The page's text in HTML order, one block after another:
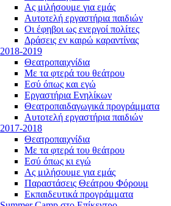
Ας μιλήσουμε για εμάς
Αυτοτελή εργαστήρια παιδιών
Οι έφηβοι ως ενεργοί πολίτες
Δράσεις εν καιρώ καραντίνας
2018-2019
Θεατροπαιχνίδια
Με τα φτερά του θεάτρου
Εσύ όπως και εγώ
Εργαστήρια Ενηλίκων
Θεατροπαιδαγωγικά προγράμματα
Αυτοτελή εργαστήρια παιδιών
2017-2018
Θεατροπαιχνίδια
Με τα φτερά του θεάτρου
Εσύ όπως κι εγώ
Ας μιλήσουμε για εμάς
Παραστάσεις Θεάτρου Φόρουμ
Εκπαιδευτικά προγράμματα